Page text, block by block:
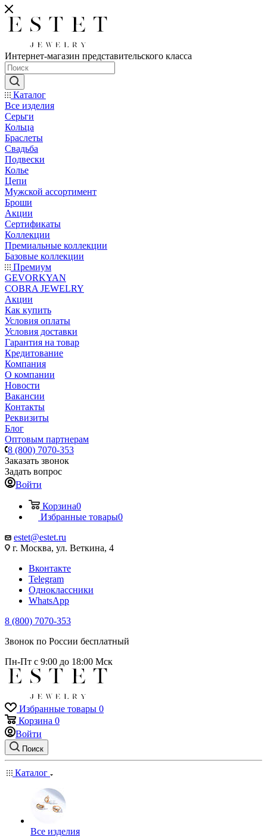
Интернет-магазин представительского класса
Каталог
Все изделия
Серьги
Кольца
Браслеты
Свадьба
Подвески
Колье
Цепи
Мужской ассортимент
Броши
Акции
Сертификаты
Коллекции
Премиальные коллекции
Базовые коллекции
Премиум
GEVORKYAN
COBRA JEWELRY
Акции
Как купить
Условия оплаты
Условия доставки
Гарантия на товар
Кредитование
Компания
О компании
Новости
Вакансии
Контакты
Реквизиты
Блог
Оптовым партнерам
8 (800) 7070-353
Заказать звонок
Задать вопрос
Войти
Корзина0
Избранные товары0
estet@estet.ru
г. Москва, ул. Веткина, 4
Вконтакте
Telegram
Одноклассники
WhatsApp
8 (800) 7070-353
Звонок по России бесплатный
Пн-Пт с 9:00 до 18:00 Мск
Избранные товары 0
Корзина 0
Войти
Поиск
Каталог
Все изделия